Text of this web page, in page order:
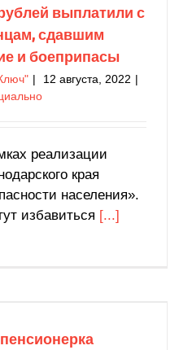
Официально
выплатили с
сдавшим
и боеприпасы
| 12 августа, 2022 |
реализации
края
населения».
избавиться [...]